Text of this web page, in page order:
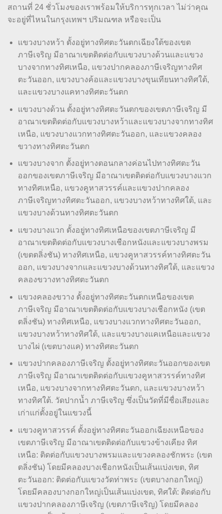
สถานที่ 24 ชั่วโมงของเราพร้อมให้บริการทุกเวลา ไม่ว่าคุณ
จะอยู่ที่ไหนในกรุงเทพฯ ปริมณฑล หรือจะเป็น
แขวงบางหว้า ตั้งอยู่ทางทิศตะวันตกเฉียงใต้ของเขต
ภาษีเจริญ มีอาณาเขตติดต่อกับแขวงบางด้วนและแขวง
บางจากทางทิศเหนือ, แขวงปากคลองภาษีเจริญทางทิศ
ตะวันออก, แขวงบางค้อและแขวงบางขุนเทียนทางทิศใต้,
และแขวงบางแคทางทิศตะวันตก
แขวงบางด้วน ตั้งอยู่ทางทิศตะวันตกของเขตภาษีเจริญ มี
อาณาเขตติดต่อกับแขวงบางหว้าและแขวงบางจากทางทิศ
เหนือ, แขวงบางแวกทางทิศตะวันออก, และแขวงคลอง
ขวางทางทิศตะวันตก
แขวงบางจาก ตั้งอยู่ทางตอนกลางค่อนไปทางทิศตะวัน
ออกของเขตภาษีเจริญ มีอาณาเขตติดต่อกับแขวงบางแวก
ทางทิศเหนือ, แขวงคูหาสวรรค์และแขวงปากคลอง
ภาษีเจริญทางทิศตะวันออก, แขวงบางหว้าทางทิศใต้, และ
แขวงบางด้วนทางทิศตะวันตก
แขวงบางแวก ตั้งอยู่ทางทิศเหนือของเขตภาษีเจริญ มี
อาณาเขตติดต่อกับแขวงบางเชือกหนังและแขวงบางพรม
(เขตตลิ่งชัน) ทางทิศเหนือ, แขวงคูหาสวรรค์ทางทิศตะวัน
ออก, แขวงบางจากและแขวงบางด้วนทางทิศใต้, และแขวง
คลองขวางทางทิศตะวันตก
แขวงคลองขวาง ตั้งอยู่ทางทิศตะวันตกเหนือของเขต
ภาษีเจริญ มีอาณาเขตติดต่อกับแขวงบางเชือกหนัง (เขต
ตลิ่งชัน) ทางทิศเหนือ, แขวงบางแวกทางทิศตะวันออก,
แขวงบางหว้าทางทิศใต้, และแขวงบางแคเหนือและแขวง
บางไผ่ (เขตบางแค) ทางทิศตะวันตก
แขวงปากคลองภาษีเจริญ ตั้งอยู่ทางทิศตะวันออกของเขต
ภาษีเจริญ มีอาณาเขตติดต่อกับแขวงคูหาสวรรค์ทางทิศ
เหนือ, แขวงบางจากทางทิศตะวันตก, และแขวงบางหว้า
ทางทิศใต้. วัดปากน้ำ ภาษีเจริญ ซึ่งเป็นวัดที่มีชื่อเสียงและ
เก่าแก่ตั้งอยู่ในแขวงนี้
แขวงคูหาสวรรค์ ตั้งอยู่ทางทิศตะวันออกเฉียงเหนือของ
เขตภาษีเจริญ มีอาณาเขตติดต่อกับแขวงข้างเคียง ทิศ
เหนือ: ติดต่อกับแขวงบางพรมและแขวงคลองชักพระ (เขต
ตลิ่งชัน) โดยมีคลองบางเชือกหนังเป็นเส้นแบ่งเขต, ทิศ
ตะวันออก: ติดต่อกับแขวงวัดท่าพระ (เขตบางกอกใหญ่)
โดยมีคลองบางกอกใหญ่เป็นเส้นแบ่งเขต, ทิศใต้: ติดต่อกับ
แขวงปากคลองภาษีเจริญ (เขตภาษีเจริญ) โดยมีคลอง